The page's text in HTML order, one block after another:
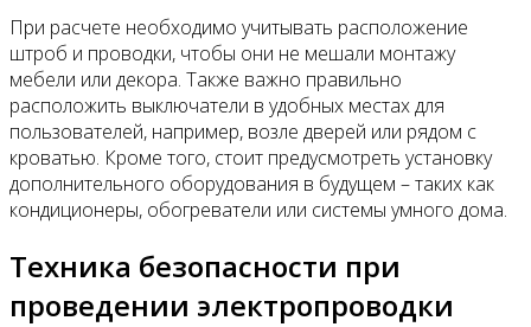
При расчете необходимо учитывать расположение
штроб и проводки, чтобы они не мешали монтажу
мебели или декора. Также важно правильно
расположить выключатели в удобных местах для
пользователей, например, возле дверей или рядом с
кроватью. Кроме того, стоит предусмотреть установку
дополнительного оборудования в будущем – таких как
кондиционеры, обогреватели или системы умного дома.
Техника безопасности при
проведении электропроводки